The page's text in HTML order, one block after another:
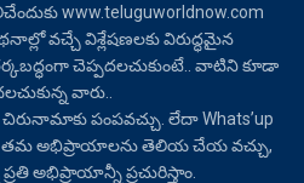
www.teluguworldnow.com
వచ్చే విశ్లేషణలకు విరుద్ధమైన
చెప్పదలచుకుంటే.. వాటిని కూడా
వారు..
చిరునామాకు పంపవచ్చు. లేదా Whats’up
తమ అభిప్రాయాలను తెలియ చేయ వచ్చు,
అభిప్రాయాన్నీ ప్రచురిస్తాం.